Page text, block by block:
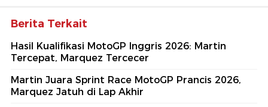
Berita Terkait
Hasil Kualifikasi MotoGP Inggris 2026: Martin
Tercepat, Marquez Tercecer
Martin Juara Sprint Race MotoGP Prancis 2026,
Marquez Jatuh di Lap Akhir